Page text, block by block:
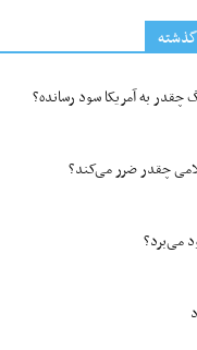
چقدر به آمریکا سود رسانده؟
چقدر ضرر می‌کند؟
می‌برد؟